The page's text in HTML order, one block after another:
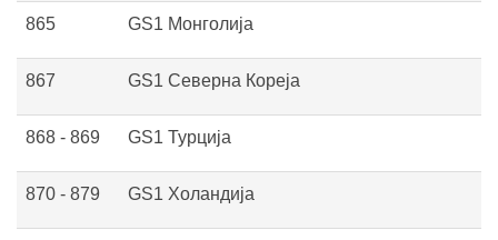
865 GS1 Монголија
867 GS1 Северна Кореја
868 - 869 GS1 Турција
870 - 879 GS1 Холандија